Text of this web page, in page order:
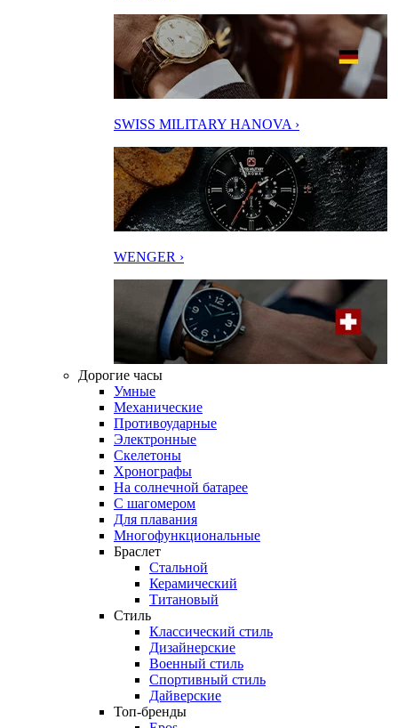
SWISS MILITARY HANOVA ›
WENGER ›
Дорогие часы
Умные
Механические
Противоударные
Электронные
Скелетоны
Хронографы
На солнечной батарее
С шагомером
Для плавания
Многофункциональные
Браслет
Стальной
Керамический
Титановый
Стиль
Классический стиль
Дизайнерские
Военный стиль
Спортивный стиль
Дайверские
Топ-бренды